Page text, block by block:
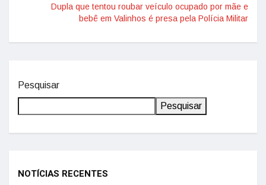
Dupla que tentou roubar veículo ocupado por mãe e
bebê em Valinhos é presa pela Polícia Militar
Pesquisar
Pesquisar
NOTÍCIAS RECENTES